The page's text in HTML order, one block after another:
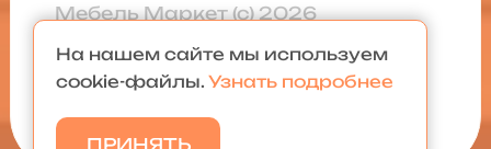
Мебель Маркет (с) 2026
Политика конфиденциальности
Карта сайта
На нашем сайте мы используем
cookie-файлы. Узнать подробнее
ПРИНЯТЬ